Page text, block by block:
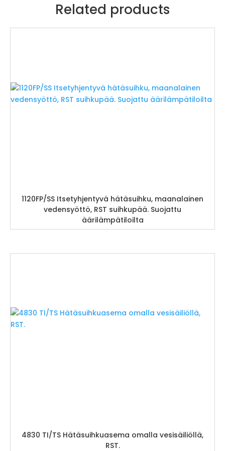
Related products
1120FP/SS Itsetyhjentyvä hätäsuihku, maanalainen
vedensyöttö, RST suihkupää. Suojattu
äärilämpätiloilta
4830 TI/TS Hätäsuihkuasema omalla vesisäiliöllä,
RST.